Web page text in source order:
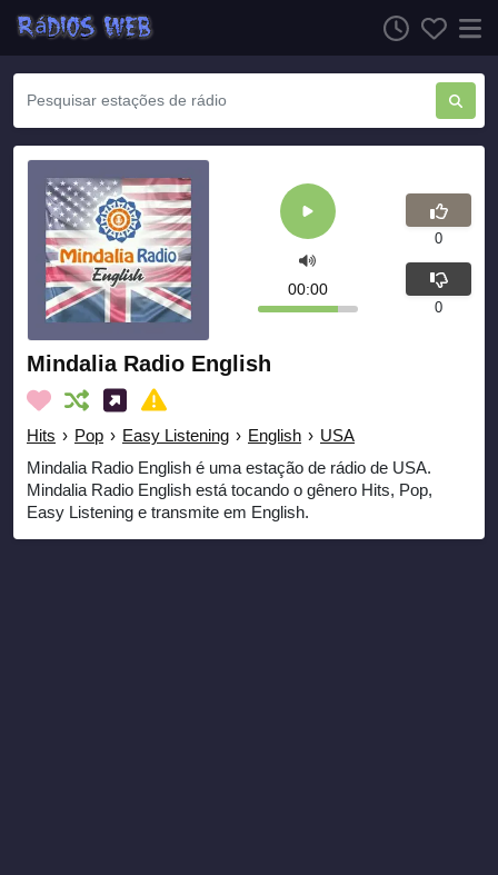
Mindalia Radio English
Hits › Pop › Easy Listening › English › USA
Mindalia Radio English é uma estação de rádio de USA.
Mindalia Radio English está tocando o gênero Hits, Pop,
Easy Listening e transmite em English.
00:00
0
0